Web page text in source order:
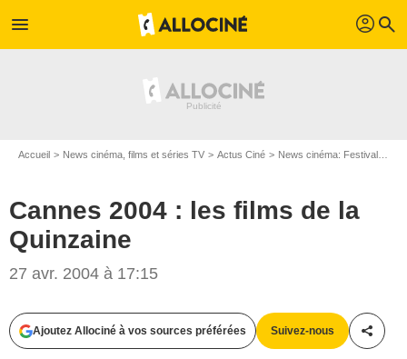
menu profil search
Accueil News cinéma, films et séries TV Actus Ciné News cinéma: Festivals
Cannes 2004 : les films de la
Quinzaine
27 avr. 2004 à 17:15
Ajoutez Allociné à vos sources préférées Suivez-nous